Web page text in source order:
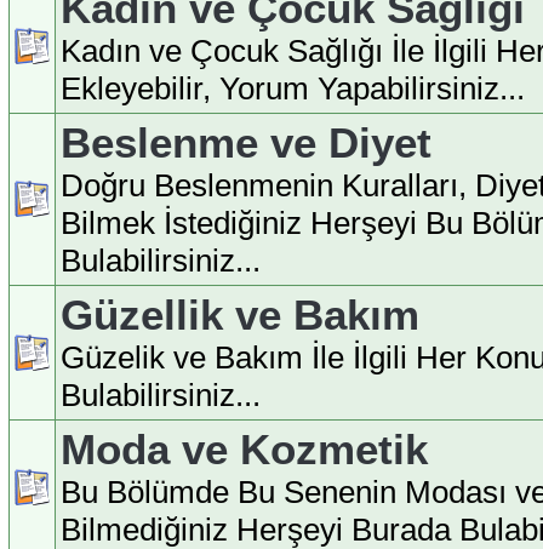
Kadın ve Çocuk Sağlığı İle İlgili
Ekleyebilir, Yorum Yapabilirsiniz...
Beslenme ve Diyet
Doğru Beslenmenin Kuralları,
Bilmek İstediğiniz Herşeyi Bu
Bulabilirsiniz...
Güzellik ve Bakım
Güzelik ve Bakım İle İlgili Her
Bulabilirsiniz...
Moda ve Kozmetik
Bu Bölümde Bu Senenin Modası
Bilmediğiniz Herşeyi Burada